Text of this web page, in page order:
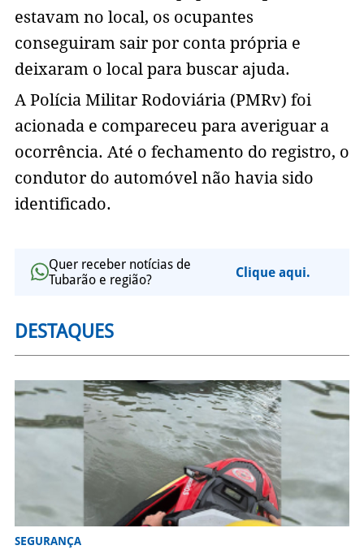
estavam no local, os ocupantes
conseguiram sair por conta própria e
deixaram o local para buscar ajuda.
A Polícia Militar Rodoviária (PMRv) foi
acionada e compareceu para averiguar a
ocorrência. Até o fechamento do registro, o
condutor do automóvel não havia sido
identificado.
Quer receber notícias de
Tubarão e região?
Clique aqui.
DESTAQUES
SEGURANÇA